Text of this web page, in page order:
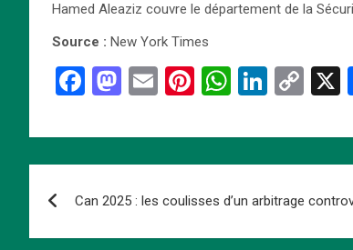
Hamed Aleaziz couvre le département de la
Source : New York Times
F
ce
b
o
M
st
o
d
E
ail
Pi
er
es
t
W
at
s
A
Li
ke
dI
n
C
py
Li
n
de
Can 2025 : les coulisses d’un arbitrage